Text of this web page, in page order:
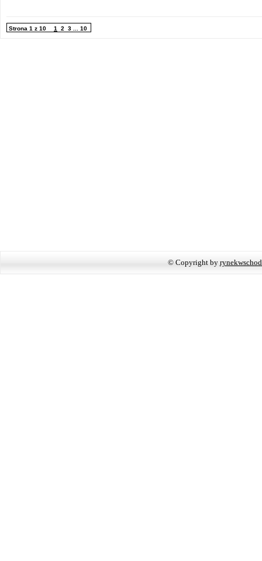
Strona 1 z 10 1 2 3 10
© Copyright by